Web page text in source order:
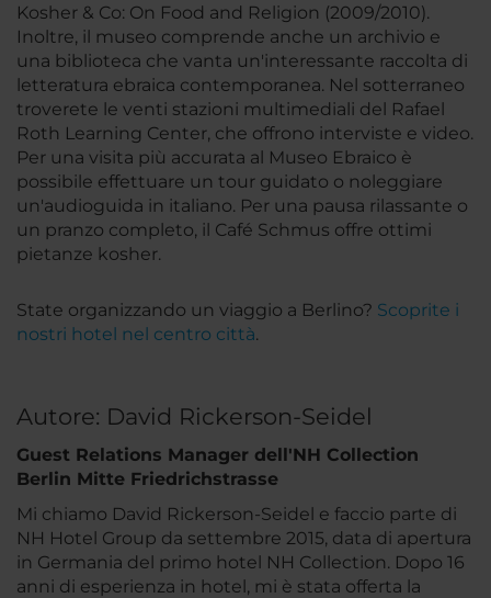
Kosher & Co: On Food and Religion (2009/2010).
Inoltre, il museo comprende anche un archivio e
una biblioteca che vanta un'interessante raccolta di
letteratura ebraica contemporanea. Nel sotterraneo
troverete le venti stazioni multimediali del Rafael
Roth Learning Center, che offrono interviste e video.
Per una visita più accurata al Museo Ebraico è
possibile effettuare un tour guidato o noleggiare
un'audioguida in italiano. Per una pausa rilassante o
un pranzo completo, il Café Schmus offre ottimi
pietanze kosher.
State organizzando un viaggio a Berlino? Scoprite i
nostri hotel nel centro città.
Autore: David Rickerson-Seidel
Guest Relations Manager dell'NH Collection
Berlin Mitte Friedrichstrasse
Mi chiamo David Rickerson-Seidel e faccio parte di
NH Hotel Group da settembre 2015, data di apertura
in Germania del primo hotel NH Collection. Dopo 16
anni di esperienza in hotel, mi è stata offerta la